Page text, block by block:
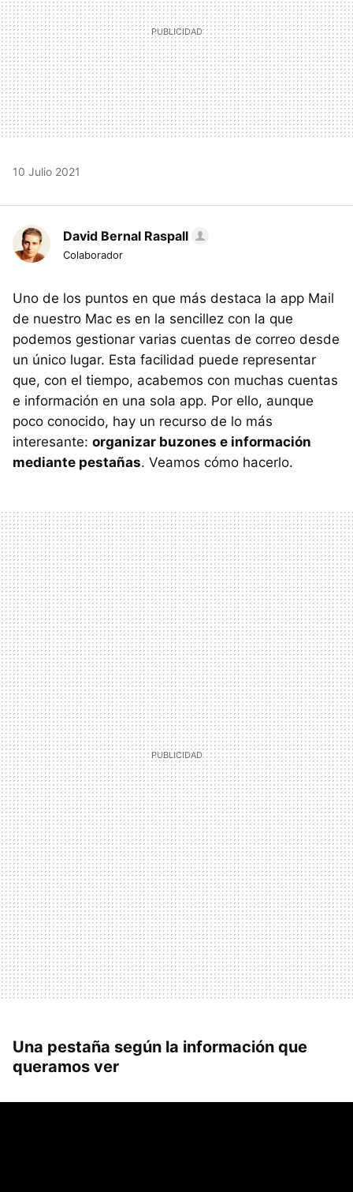
10 Julio 2021
David Bernal Raspall
Colaborador
Uno de los puntos en que más destaca la app Mail
de nuestro Mac es en la sencillez con la que
podemos gestionar varias cuentas de correo desde
un único lugar. Esta facilidad puede representar
que, con el tiempo, acabemos con muchas cuentas
e información en una sola app. Por ello, aunque
poco conocido, hay un recurso de lo más
interesante: organizar buzones e información
mediante pestañas. Veamos cómo hacerlo.
Una pestaña según la información que
queramos ver